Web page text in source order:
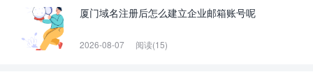
厦门域名注册后怎么建立企业邮箱账号呢
2026-08-07 阅读(15)